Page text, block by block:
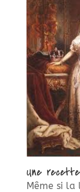
Une
Même si la